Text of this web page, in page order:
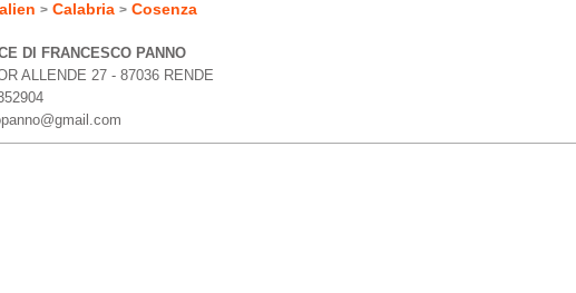
> Calabria > Cosenza
DI FRANCESCO PANNO
ALLENDE 27 - 87036 RENDE